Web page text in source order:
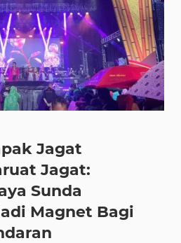
Jagat
Jagat:
Sunda
Magnet Bagi